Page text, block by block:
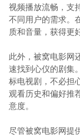
视频播放流畅，支
不同用户的需求。
质和音量，获得更
此外，被窝电影网
速找到心仪的剧集
标电视剧，不必担
观看历史和偏好推
意度。
尽管被窝电影网提